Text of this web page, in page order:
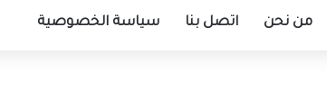
من نحن اتصل بنا سياسة الخصوصية